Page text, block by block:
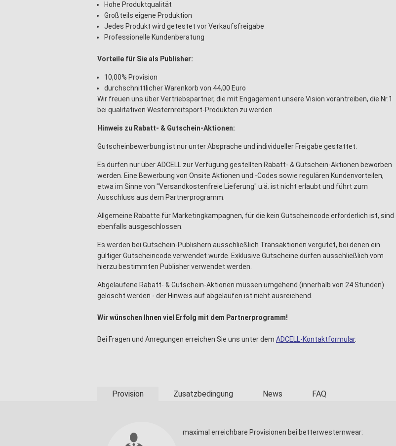
Hohe Produktqualität
Großteils eigene Produktion
Jedes Produkt wird getestet vor Verkaufsfreigabe
Professionelle Kundenberatung
Vorteile für Sie als Publisher:
10,00% Provision
durchschnittlicher Warenkorb von 44,00 Euro
Wir freuen uns über Vertriebspartner, die mit Engagement unsere Vision vorantreiben, die Nr.1
bei qualitativen Westernreitsport-Produkten zu werden.
Hinweis zu Rabatt- & Gutschein-Aktionen:
Gutscheinbewerbung ist nur unter Absprache und individueller Freigabe gestattet.
Es dürfen nur über ADCELL zur Verfügung gestellten Rabatt- & Gutschein-Aktionen beworben
werden. Eine Bewerbung von Onsite Aktionen und -Codes sowie regulären Kundenvorteilen,
etwa im Sinne von "Versandkostenfreie Lieferung" u.ä. ist nicht erlaubt und führt zum
Ausschluss aus dem Partnerprogramm.
Allgemeine Rabatte für Marketingkampagnen, für die kein Gutscheincode erforderlich ist, sind
ebenfalls ausgeschlossen.
Es werden bei Gutschein-Publishern ausschließlich Transaktionen vergütet, bei denen ein
gültiger Gutscheincode verwendet wurde. Exklusive Gutscheine dürfen ausschließlich vom
hierzu bestimmten Publisher verwendet werden.
Abgelaufene Rabatt- & Gutschein-Aktionen müssen umgehend (innerhalb von 24 Stunden)
gelöscht werden - der Hinweis auf abgelaufen ist nicht ausreichend.
Wir wünschen Ihnen viel Erfolg mit dem Partnerprogramm!
Bei Fragen und Anregungen erreichen Sie uns unter dem ADCELL-Kontaktformular.
Provision Zusatzbedingung News FAQ
maximal erreichbare Provisionen bei betterwesternwear: